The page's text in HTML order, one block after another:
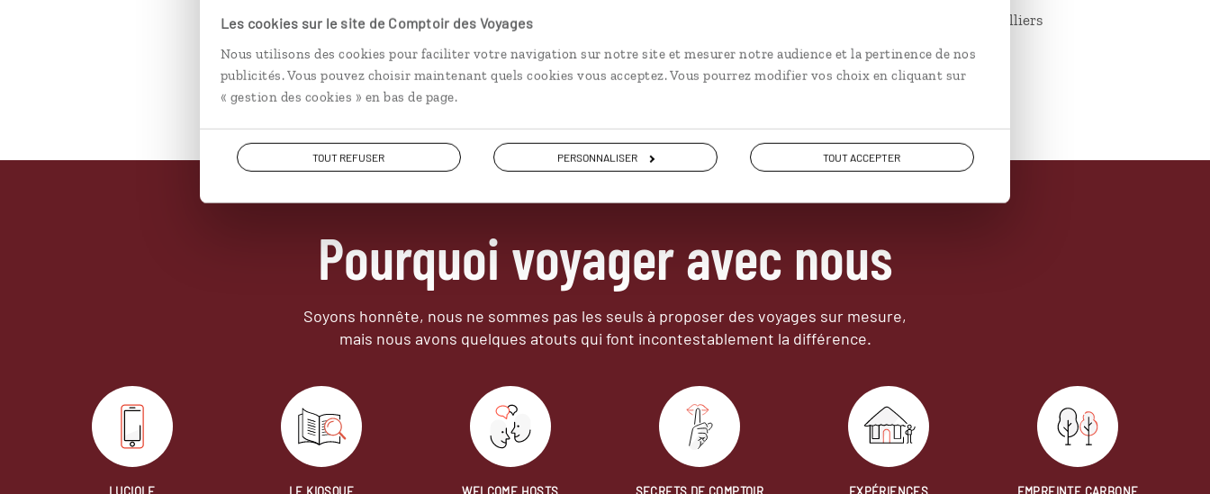
Les cookies sur le site de Comptoir des Voyages
Nous utilisons des cookies pour faciliter votre navigation sur notre site et mesurer notre audience et la pertinence de nos
publicités. Vous pouvez choisir maintenant quels cookies vous acceptez. Vous pourrez modifier vos choix en cliquant sur
« gestion des cookies » en bas de page.
TOUT REFUSER PERSONNALISER TOUT ACCEPTER
Observer les lumières de la ville à la nuit tombée, on a l’impression de regarder des milliers
Pourquoi voyager avec nous
Soyons honnête, nous ne sommes pas les seuls à proposer des voyages sur mesure,
mais nous avons quelques atouts qui font incontestablement la différence.